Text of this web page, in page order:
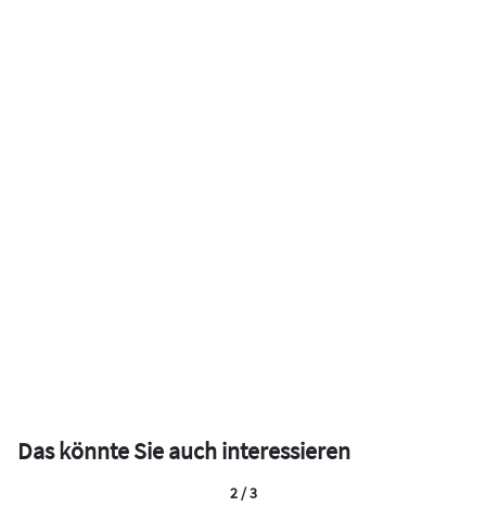
Das könnte Sie auch interessieren
2 / 3